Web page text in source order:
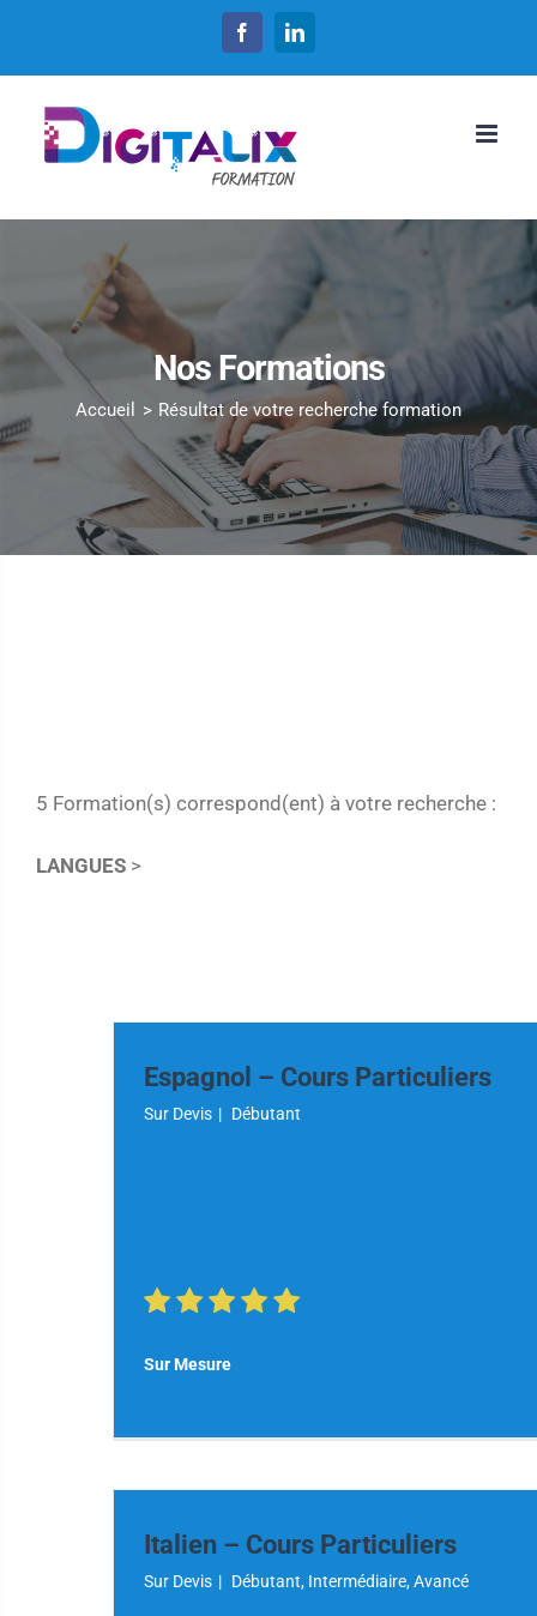
FacebookLinkedIn
Nos Formations
Accueil Résultat de votre recherche formation
5 Formation(s) correspond(ent) à votre recherche :
LANGUES >
Espagnol – Cours Particuliers
Sur Devis | Débutant
Sur Mesure
Italien – Cours Particuliers
Sur Devis | Débutant, Intermédiaire, Avancé